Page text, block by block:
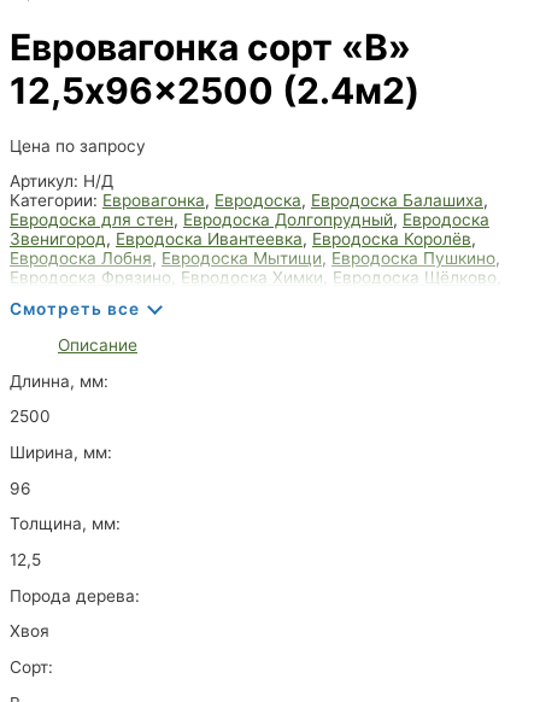
Евровагонка сорт «В»
12,5x96x2500 (2.4м2)
Цена по запросу
Артикул: Н/Д
Категории: Евровагонка, Евродоска, Евродоска Балашиха,
Евродоска для стен, Евродоска Долгопрудный, Евродоска
Звенигород, Евродоска Ивантеевка, Евродоска Королёв,
Евродоска Лобня, Евродоска Мытищи, Евродоска Пушкино,
Евродоска Фрязино
Евродоска Химки Евродоска Щёлково
Видное, Пиломатериалы Волоколамск
Воскресенск
Голицыно,Пиломатериалы Дедовск
Дзержинский
Долгопрудный
Дрезна
Пиломатериалы Звенигород
Пиломатериалы Мытищи
Пиломатериалы Щёлково
Смотреть все
Описание
Длинна, мм:
2500
Ширина, мм:
96
Толщина, мм:
12,5
Порода дерева:
Хвоя
Сорт: